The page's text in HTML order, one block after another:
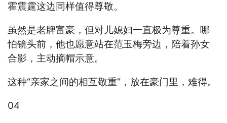
霍震霆这边同样值得尊敬。
虽然是老牌富豪，但对儿媳妇一直极为尊重。哪
怕镜头前，他也愿意站在范玉梅旁边，陪着孙女
合影，主动摘帽示意。
这种“亲家之间的相互敬重”，放在豪门里，难得。
04